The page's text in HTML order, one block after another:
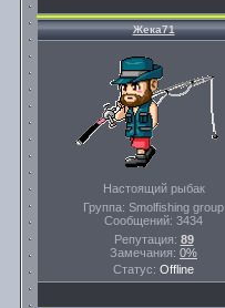
Жека71
Настоящий рыбак
Группа: Smolfishing group
Сообщений: 3434
Репутация: 89
Замечания: 0%
Статус: Offline